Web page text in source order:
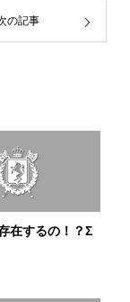
の記事
在するの！？Σ